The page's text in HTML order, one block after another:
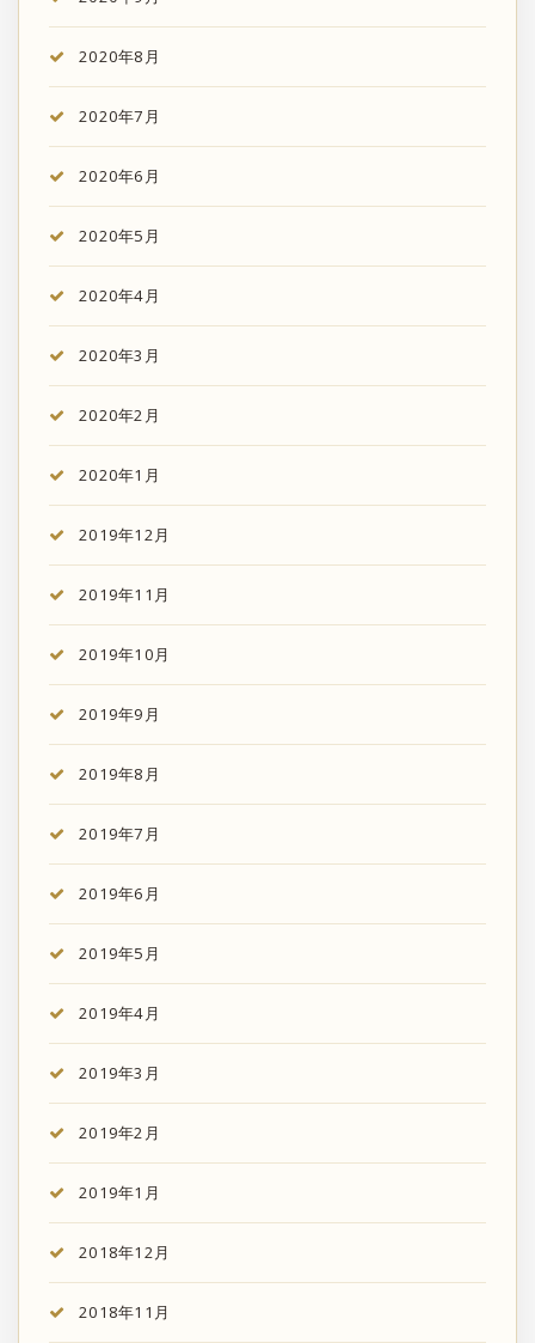
2020年8月
2020年7月
2020年6月
2020年5月
2020年4月
2020年3月
2020年2月
2020年1月
2019年12月
2019年11月
2019年10月
2019年9月
2019年8月
2019年7月
2019年6月
2019年5月
2019年4月
2019年3月
2019年2月
2019年1月
2018年12月
2018年11月